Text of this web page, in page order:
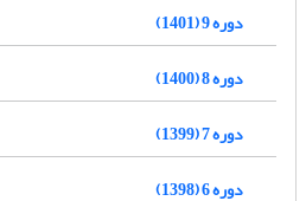
دوره 9 (1401)
دوره 8 (1400)
دوره 7 (1399)
دوره 6 (1398)